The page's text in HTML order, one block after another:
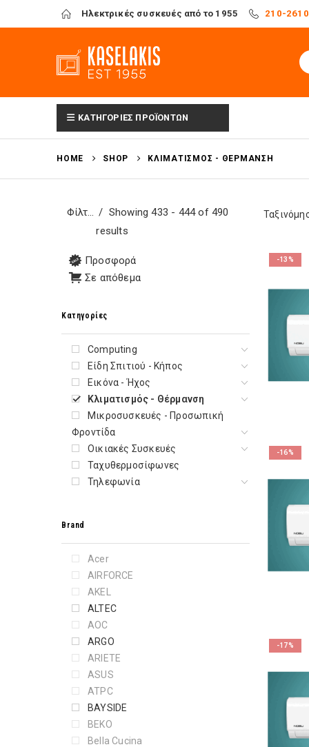
Ηλεκτρικές συσκευές από το 1955 210-
ΚΑΤΗΓΟΡΙΕΣ ΠΡΟΪΟΝΤΩΝ
HOME SHOP ΚΛΙΜΑΤΙΣΜΌΣ - ΘΈΡΜΑΝΣΗ
-13%
-16%
-17%
Φίλτρα
Showing 433 - 444 of 490
results
Προσφορά
Σε απόθεμα
Κατηγορίες
Computing
Είδη Σπιτιού - Κήπος
Εικόνα - Ήχος
Κλιματισμός - Θέρμανση
Μικροσυσκευές - Προσωπική
Φροντίδα
Οικιακές Συσκευές
Ταχυθερμοσίφωνες
Τηλεφωνία
Brand
Acer
AIRFORCE
AKEL
ALTEC
AOC
ARGO
ARIETE
ASUS
ATPC
BAYSIDE
BEKO
Bella Cucina